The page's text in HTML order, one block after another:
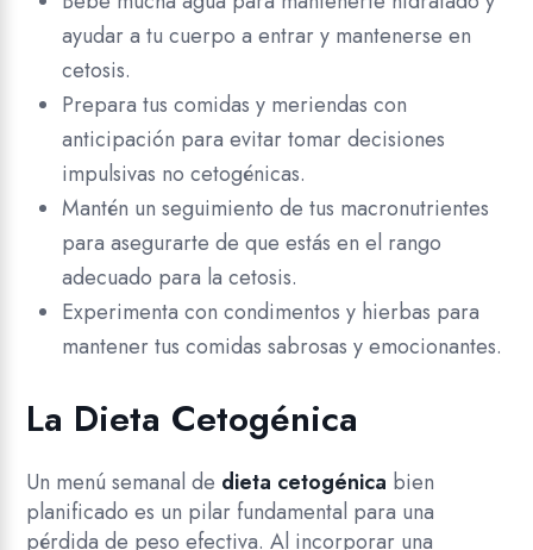
ayudar a tu cuerpo a entrar y mantenerse en
cetosis.
Prepara tus comidas y meriendas con
anticipación para evitar tomar decisiones
impulsivas no cetogénicas.
Mantén un seguimiento de tus macronutrientes
para asegurarte de que estás en el rango
adecuado para la cetosis.
Experimenta con condimentos y hierbas para
mantener tus comidas sabrosas y emocionantes.
La Dieta Cetogénica
Un menú semanal de dieta cetogénica bien
planificado es un pilar fundamental para una
pérdida de peso efectiva. Al incorporar una